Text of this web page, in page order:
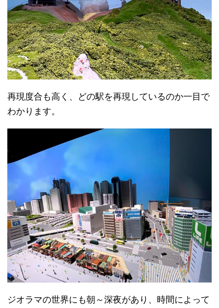
再現度合も高く、どの駅を再現しているのか一目で
わかります。
ジオラマの世界にも朝～深夜があり、時間によって